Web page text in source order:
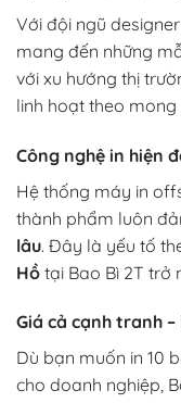
Với đội ngũ
mang đến những
với xu hướng thị
linh hoạt theo
Công nghệ in hiện
Hệ thống máy in
thành phẩm luôn
lâu. Đây là yếu tố
Hồ tại Bao Bì 2T trở
Giá cả cạnh tranh
Dù bạn muốn in 10
cho doanh nghiệp,